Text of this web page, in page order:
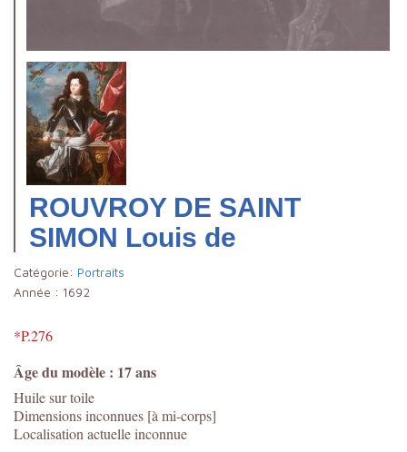
ROUVROY DE SAINT
SIMON Louis de
Catégorie: Portraits
Année : 1692
*P.276
Âge du modèle : 17 ans
Huile sur toile
Dimensions inconnues [à mi-corps]
Localisation actuelle inconnue